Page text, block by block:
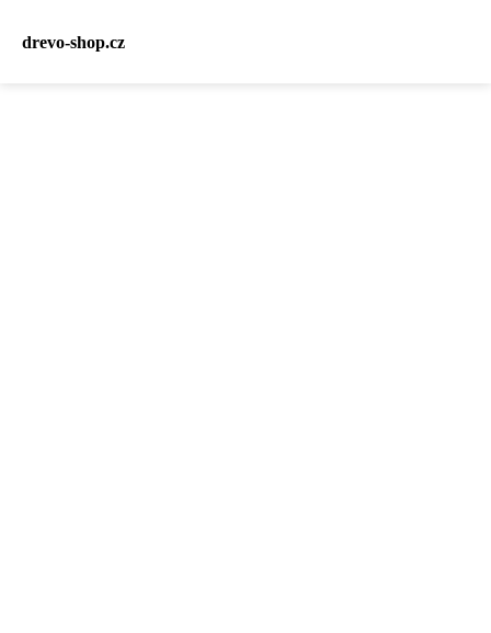
drevo-shop.cz